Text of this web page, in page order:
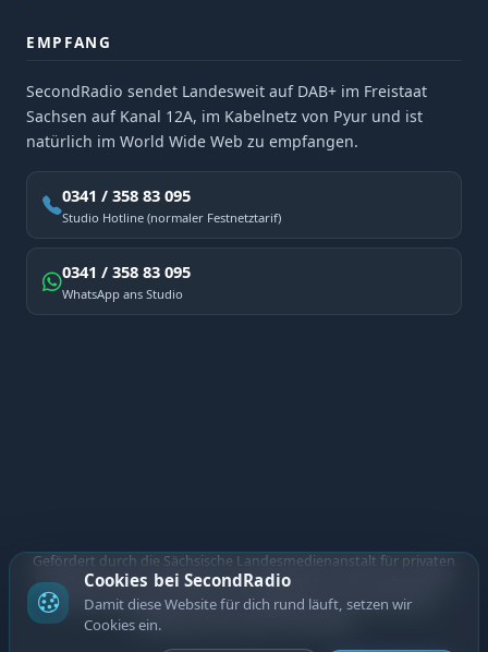
EMPFANG
SecondRadio sendet Landesweit auf DAB+ im Freistaat
Sachsen auf Kanal 12A, im Kabelnetz von Pyur und ist
natürlich im World Wide Web zu empfangen.
0341 / 358 83 095
Studio Hotline (normaler Festnetztarif)
0341 / 358 83 095
WhatsApp ans Studio
Gefördert durch die Sächsische Landesmedienanstalt für privaten
Rundfunk und neue Medien. Diese Maßnahme wird mitfinanziert
durch Steuermittel auf der Grundlage des vom Sächsischen
Landtag beschlossenen Haushalts.
Cookies bei SecondRadio
Damit diese Website für dich rund läuft, setzen wir
Cookies ein.